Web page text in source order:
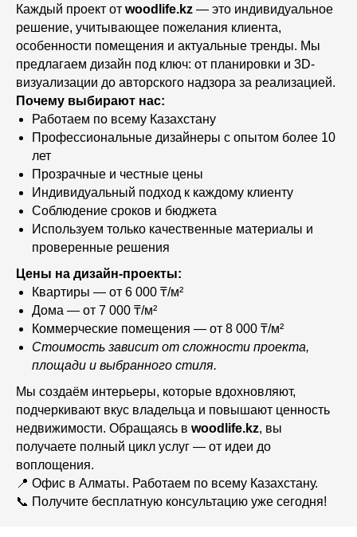
Каждый проект от woodlife.kz — это индивидуальное
решение, учитывающее пожелания клиента,
особенности помещения и актуальные тренды. Мы
предлагаем дизайн под ключ: от планировки и 3D-
визуализации до авторского надзора за реализацией.
Почему выбирают нас:
Работаем по всему Казахстану
Профессиональные дизайнеры с опытом более 10
лет
Прозрачные и честные цены
Индивидуальный подход к каждому клиенту
Соблюдение сроков и бюджета
Используем только качественные материалы и
проверенные решения
Цены на дизайн-проекты:
Квартиры — от 6 000 ₸/м²
Дома — от 7 000 ₸/м²
Коммерческие помещения — от 8 000 ₸/м²
Стоимость зависит от сложности проекта,
площади и выбранного стиля.
Мы создаём интерьеры, которые вдохновляют,
подчеркивают вкус владельца и повышают ценность
недвижимости. Обращаясь в woodlife.kz, вы
получаете полный цикл услуг — от идеи до
воплощения.
📍 Офис в Алматы. Работаем по всему Казахстану.
📞 Получите бесплатную консультацию уже сегодня!